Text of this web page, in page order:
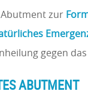
Abutment zur
gegen
ABUTMENT